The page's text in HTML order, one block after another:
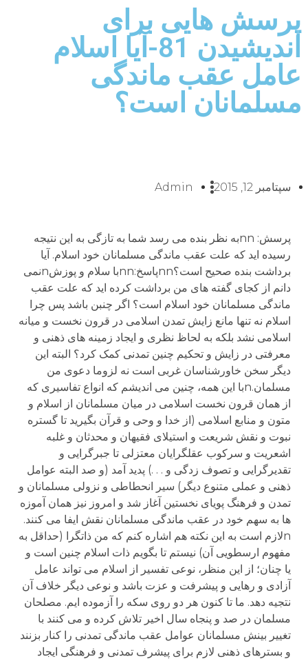
پرسش هایی برای
اندیشیدن 81-آیا اسلام
عامل عقب ماندگی
مسلمانان است؟
سپتامبر 12, 2015 Admin
پرسش: nnبه نظر بنده می رسد شما به تازگی به این نتیجه
رسیده اید که علت عقب ماندگی مسلمانان خود اسلام. آیا
برداشت بنده صحیح است؟nnپاسخ:nnبا سلام و پوزشnنمی
دانم از کجای گفته های من برداشت کرده اید که علت عقب
ماندگی مسلمانان خود اسلام است؟ اگر چنبن باشد پس چرا
اسلام نه تنها مانع زایش تمدن اسلامی در قرون نخست و میانه
اسلامی نشد بلکه به لحاظ نظری و ایجاد زمینه های ذهنی و
معرفتی در زایش و تحکیم چنین تمدنی کمک کرد؟ البته این
دیگر سخن خاورشناسان غربی است نه لزوما دعوی من
مسلمان.nبا این همه، چنین می اندیشم که انواع تفاسیری که
از همان قرون نخست اسلامی در میان مسلمانان از اسلام و
متون و منابع اسلامی (از خدا و وحی و قرآن بگیرید تا گستره
نبوت و نقش شریعت و استیلای فقیهان و محدثان و غلبه
اشعریت و سرکوب عقلگرایان معتزلی تا جبرگرایی و
تقدیرگرایی و تصوف زدگی و . . .) پدید آمد (و صد البته عوامل
ذهنی و عملی متنوع دیگر) سیر انحطاطی و نزولی مسلمانان و
تمدن و فرهنگ پویای نخستین آغاز شد و امروز نیز همان آموزه
ها به سهم خود در عقب ماندگی مسلمانان نقش ایفا می کنند.
nلازم است به این نکته هم اشاره کنم که من ذاتگرا (حداقل به
مفهوم ارسطویی آن) نیستم تا بگویم ذات اسلام چنین است و
یا چنان؛ از این منظر، نوعی تفسیر از اسلام می تواند عامل
آزادی و رهایی و پیشرفت و عزت باشد و نوعی دیگر خلاف آن
نتجیه دهد. ما تا کنون هر دو روی سکه را آزموده ایم. مصلحان
مسلمان در صد و پنجاه سال اخیر تلاش کرده و می کنند با
تغییر بینش مسلمانان عوامل عقب ماندگی تمدنی را کنار بزنند
و بسترهای ذهنی لازم برای پیشرف تمدنی و فرهنگی ایجاد